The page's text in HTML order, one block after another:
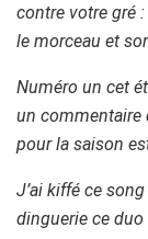
contre votre gré
le morceau et
Numéro un cet
un commentaire
pour la saison
J’ai kiffé ce
dinguerie ce duo